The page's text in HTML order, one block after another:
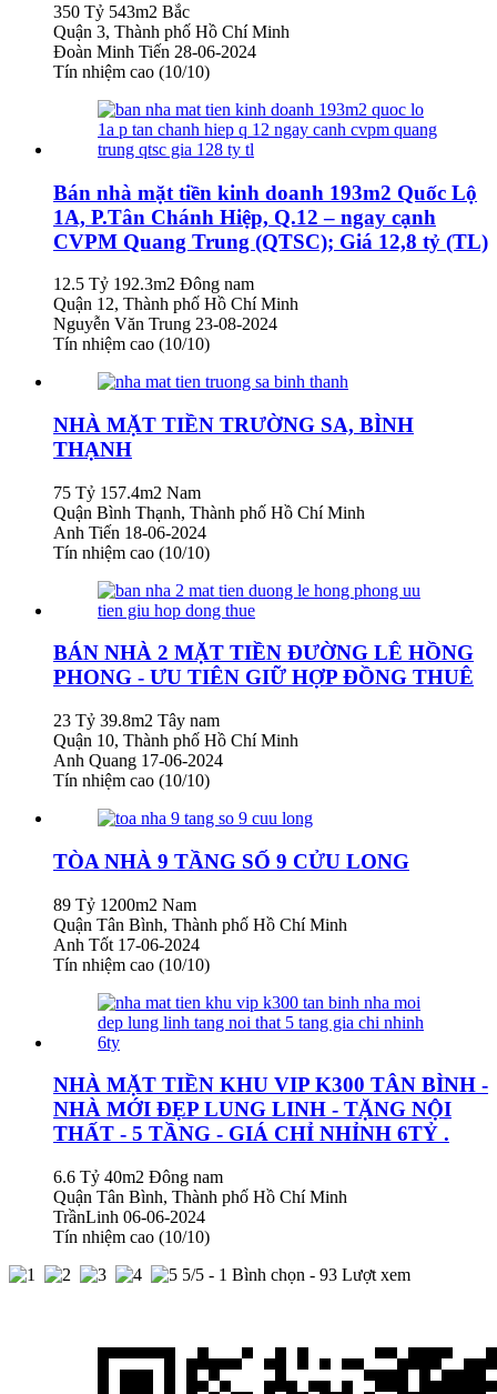
350 Tỷ 543m2 Bắc
Quận 3, Thành phố Hồ Chí Minh
Đoàn Minh Tiến 28-06-2024
Tín nhiệm cao (10/10)
Bán nhà mặt tiền kinh doanh 193m2 Quốc Lộ
1A, P.Tân Chánh Hiệp, Q.12 – ngay cạnh
CVPM Quang Trung (QTSC); Giá 12,8 tỷ (TL)
12.5 Tỷ 192.3m2 Đông nam
Quận 12, Thành phố Hồ Chí Minh
Nguyễn Văn Trung 23-08-2024
Tín nhiệm cao (10/10)
NHÀ MẶT TIỀN TRƯỜNG SA, BÌNH
THẠNH
75 Tỷ 157.4m2 Nam
Quận Bình Thạnh, Thành phố Hồ Chí Minh
Anh Tiến 18-06-2024
Tín nhiệm cao (10/10)
BÁN NHÀ 2 MẶT TIỀN ĐƯỜNG LÊ HỒNG
PHONG - ƯU TIÊN GIỮ HỢP ĐỒNG THUÊ
23 Tỷ 39.8m2 Tây nam
Quận 10, Thành phố Hồ Chí Minh
Anh Quang 17-06-2024
Tín nhiệm cao (10/10)
TÒA NHÀ 9 TẦNG SỐ 9 CỬU LONG
89 Tỷ 1200m2 Nam
Quận Tân Bình, Thành phố Hồ Chí Minh
Anh Tốt 17-06-2024
Tín nhiệm cao (10/10)
NHÀ MẶT TIỀN KHU VIP K300 TÂN BÌNH -
NHÀ MỚI ĐẸP LUNG LINH - TẶNG NỘI
THẤT - 5 TẦNG - GIÁ CHỈ NHỈNH 6TỶ .
6.6 Tỷ 40m2 Đông nam
Quận Tân Bình, Thành phố Hồ Chí Minh
TrầnLinh 06-06-2024
Tín nhiệm cao (10/10)
5/5 - 1 Bình chọn - 93 Lượt xem